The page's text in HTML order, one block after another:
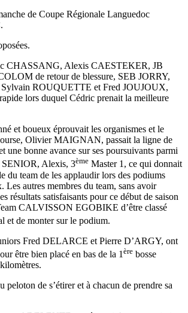
de Coupe Régionale Languedoc
CHASSANG, Alexis CAESTEKER, JB
de retour de blessure, SEB JORRY,
ROUQUETTE et Fred JOUJOUX,
lors duquel Cédric prenait la meilleure
et boueux éprouvait les organismes et le
Olivier MAIGNAN, passait la ligne de
une bonne avance sur ses poursuivants parmi
SENIOR, Alexis, 3ème Master 1, ce qui donnait
du team de les applaudir lors des podiums
Les autres membres du team, sans avoir
résultats satisfaisants pour ce début de saison
CALVISSON EGOBIKE d’être classé
et de monter sur le podium.
Fred DELARCE et Pierre D’ARGY, ont
être bien placé en bas de la 1 ère bosse
peloton de s’étirer et à chacun de prendre sa